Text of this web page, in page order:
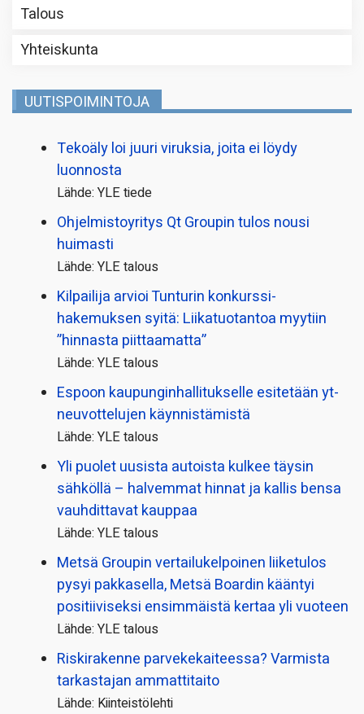
Talous
Yhteiskunta
UUTISPOIMINTOJA
Tekoäly loi juuri viruksia, joita ei löydy
luonnosta
Lähde: YLE tiede
Ohjelmistoyritys Qt Groupin tulos nousi
huimasti
Lähde: YLE talous
Kilpailija arvioi Tunturin konkurssi­
hakemuksen syitä: Liikatuotantoa myytiin
”hinnasta piittaamatta”
Lähde: YLE talous
Espoon kaupungin­hallitukselle esitetään yt-
neuvottelujen käynnistämistä
Lähde: YLE talous
Yli puolet uusista autoista kulkee täysin
sähköllä – halvemmat hinnat ja kallis bensa
vauhdittavat kauppaa
Lähde: YLE talous
Metsä Groupin vertailu­kelpoinen liiketulos
pysyi pakkasella, Metsä Boardin kääntyi
positiiviseksi ensimmäistä kertaa yli vuoteen
Lähde: YLE talous
Riskirakenne parvekekaiteessa? Varmista
tarkastajan ammattitaito
Lähde: Kiinteistölehti